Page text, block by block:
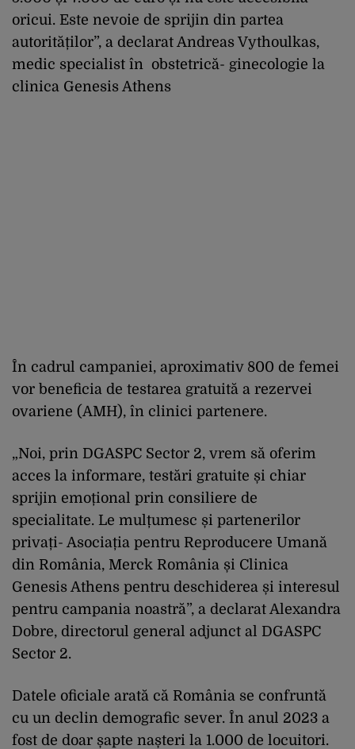
oricui. Este nevoie de sprijin din partea
autorităților”, a declarat Andreas Vythoulkas,
medic specialist în obstetrică- ginecologie la
clinica Genesis Athens
În cadrul campaniei, aproximativ 800 de femei
vor beneficia de testarea gratuită a rezervei
ovariene (AMH), în clinici partenere.
„Noi, prin DGASPC Sector 2, vrem să oferim
acces la informare, testări gratuite și chiar
sprijin emoțional prin consiliere de
specialitate. Le mulțumesc și partenerilor
privați- Asociația pentru Reproducere Umană
din România, Merck România și Clinica
Genesis Athens pentru deschiderea și interesul
pentru campania noastră”, a declarat Alexandra
Dobre, directorul general adjunct al DGASPC
Sector 2.
Datele oficiale arată că România se confruntă
cu un declin demografic sever. În anul 2023 a
fost de doar șapte nașteri la 1.000 de locuitori.